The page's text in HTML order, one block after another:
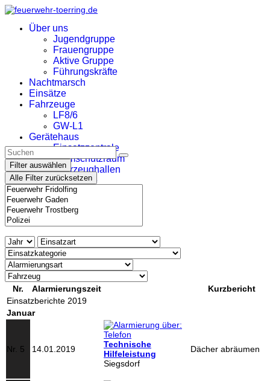
Über uns
Jugendgruppe
Frauengruppe
Aktive Gruppe
Führungskräfte
Nachtmarsch
Einsätze
Fahrzeuge
LF8/6
GW-L1
Gerätehaus
Einsatzzentrale
Atemschutzraum
Fahrzeughallen
">Separée
Filter auswählen
Alle Filter zurücksetzen
Nr. Alarmierungszeit
Kurzbericht
Einsatzberichte 2019
Januar
Nr. 5 14.01.2019
Technische
Hilfeleistung
Siegsdorf
Dächer abräumen